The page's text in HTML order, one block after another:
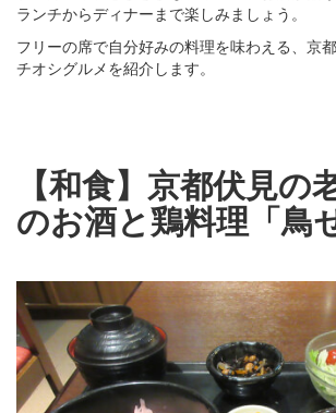
ランチからディナーまで楽しみましょう。
フリーの席で自分好みの料理を味わえる、京
チオシグルメを紹介します。
【和食】京都伏見の
のお酒と鶏料理「鳥